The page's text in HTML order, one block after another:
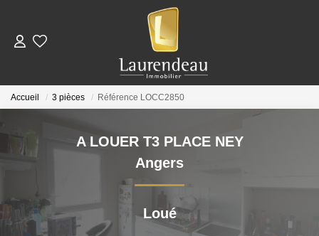
ACHETER
Nos Annonces De Location
Télécharger Le Dossier De Candidature Locataire
ESTIMER
Accueil 3 pièces Référence LOCC2850
A LOUER T3 PLACE NEY
Angers
Loué